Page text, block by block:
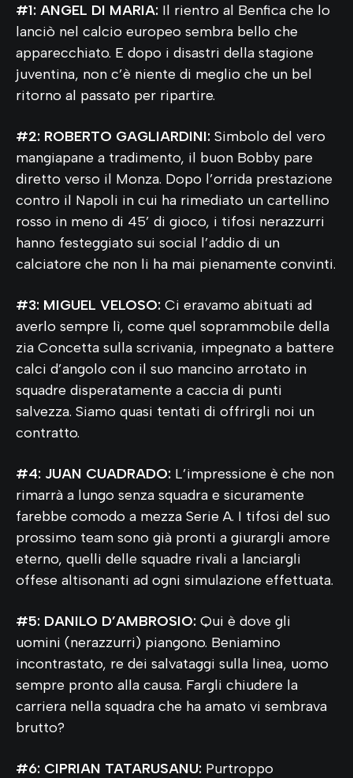
#1: ANGEL DI MARIA: Il rientro al Benfica che lo
lanciò nel calcio europeo sembra bello che
apparecchiato. E dopo i disastri della stagione
juventina, non c’è niente di meglio che un bel
ritorno al passato per ripartire.
#2: ROBERTO GAGLIARDINI: Simbolo del vero
mangiapane a tradimento, il buon Bobby pare
diretto verso il Monza. Dopo l’orrida prestazione
contro il Napoli in cui ha rimediato un cartellino
rosso in meno di 45’ di gioco, i tifosi nerazzurri
hanno festeggiato sui social l’addio di un
calciatore che non li ha mai pienamente convinti.
#3: MIGUEL VELOSO: Ci eravamo abituati ad
averlo sempre lì, come quel soprammobile della
zia Concetta sulla scrivania, impegnato a battere
calci d’angolo con il suo mancino arrotato in
squadre disperatamente a caccia di punti
salvezza. Siamo quasi tentati di offrirgli noi un
contratto.
#4: JUAN CUADRADO: L’impressione è che non
rimarrà a lungo senza squadra e sicuramente
farebbe comodo a mezza Serie A. I tifosi del suo
prossimo team sono già pronti a giurargli amore
eterno, quelli delle squadre rivali a lanciargli
offese altisonanti ad ogni simulazione effettuata.
#5: DANILO D’AMBROSIO: Qui è dove gli
uomini (nerazzurri) piangono. Beniamino
incontrastato, re dei salvataggi sulla linea, uomo
sempre pronto alla causa. Fargli chiudere la
carriera nella squadra che ha amato vi sembrava
brutto?
#6: CIPRIAN TATARUSANU: Purtroppo